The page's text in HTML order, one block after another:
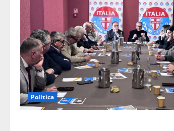
Politica